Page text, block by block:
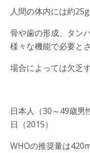
人間の体内には約
骨や歯の形成、タン
様々な機能で必要と
場合によっては欠乏
日本人（30～49歳
日（2015）
WHOの推奨量は